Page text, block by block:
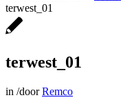
terwest_01
terwest_01
in /doorRemco